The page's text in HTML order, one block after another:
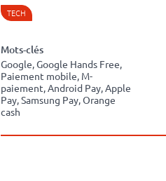
TECH
Mots-clés
Google, Google Hands Free,
Paiement mobile, M-
paiement, Android Pay, Apple
Pay, Samsung Pay, Orange
cash